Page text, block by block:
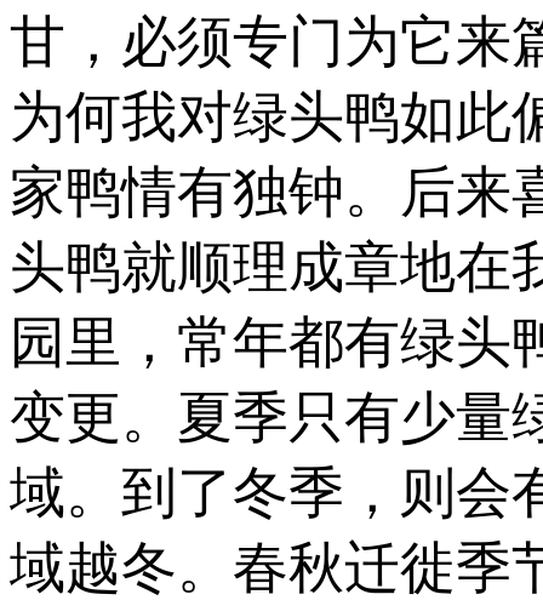
甘，必须专门为它来
为何我对绿头鸭如此
家鸭情有独钟。后来
头鸭就顺理成章地在
园里，常年都有绿头
变更。夏季只有少量
域。到了冬季，则会
域越冬。春秋迁徙季